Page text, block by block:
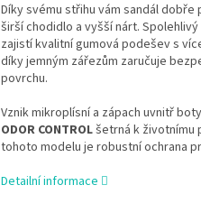
Díky svému střihu vám sandál
širší chodidlo a vyšší nárt.
zajistí kvalitní gumová podešev s
díky jemným zářezům zaručuje
povrchu.
Vznik mikroplísní a zápach uvnitř
ODOR CONTROLšetrná k životnímu
tohoto modelu je robustní ochrana
Detailní informace